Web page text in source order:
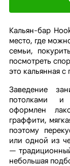
Кальян-бар
место, где
семьи,
посмотреть
это кальянная
Заведение
потолками и
оформлен
граффити,
поэтому
или одной из
—
небольшая